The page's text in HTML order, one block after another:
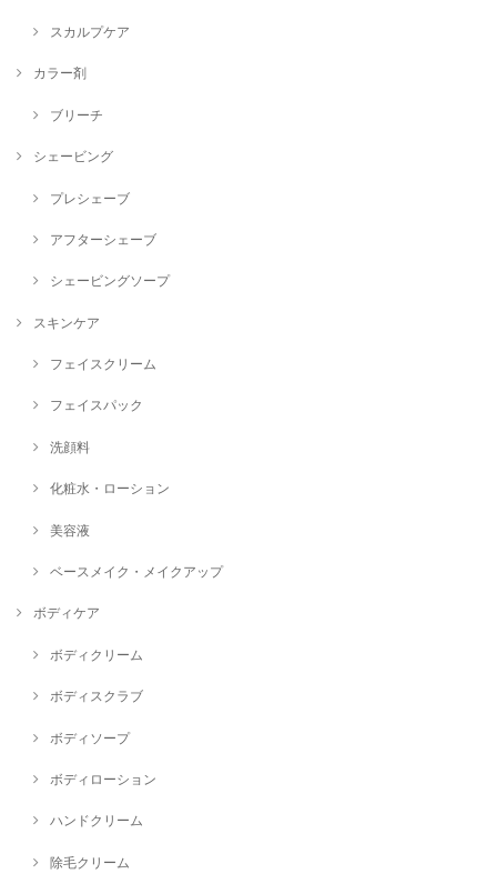
スカルプケア
カラー剤
ブリーチ
シェービング
プレシェーブ
アフターシェーブ
シェービングソープ
スキンケア
フェイスクリーム
フェイスパック
洗顔料
化粧水・ローション
美容液
ベースメイク・メイクアップ
ボディケア
ボディクリーム
ボディスクラブ
ボディソープ
ボディローション
ハンドクリーム
除毛クリーム